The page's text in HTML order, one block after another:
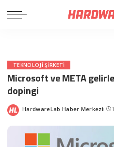
TEKNOLOJI ŞIRKETI
Microsoft ve META
dopingi
Posted
HardwareLab Haber Merkezi